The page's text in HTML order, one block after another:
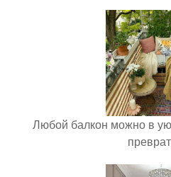
Любой балкон можно в